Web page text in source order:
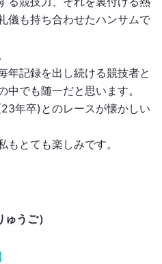
儀も持ち合わせたハンサムで
年記録を出し続ける競技者と
中でも随一だと思います。
年卒)とのレースが懐かしい
とても楽しみです。
ゅうご）